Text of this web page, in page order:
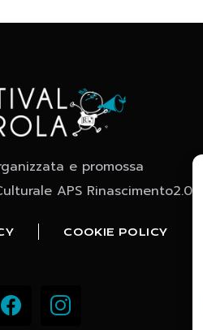
e promossa
APS Rinascimento2.0
COOKIE POLICY